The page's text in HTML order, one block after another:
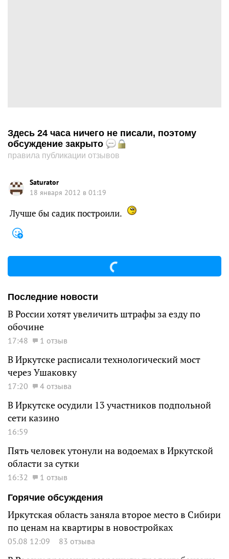
Здесь 24 часа ничего не писали, поэтому
обсуждение закрыто
правила публикации отзывов
Saturator
18 января 2012 в 01:19
Лучше бы садик построили.
Последние новости
В России хотят увеличить штрафы за езду по
обочине
17:48 1 отзыв
В Иркутске расписали технологический мост
через Ушаковку
17:20 4 отзыва
В Иркутске осудили 13 участников подпольной
сети казино
16:59
Пять человек утонули на водоемах в Иркутской
области за сутки
16:32
1 отзыв
Горячие обсуждения
Иркутская область заняла второе место в Сибири
по ценам на квартиры в новостройках
05.08 12:09 83 отзыва